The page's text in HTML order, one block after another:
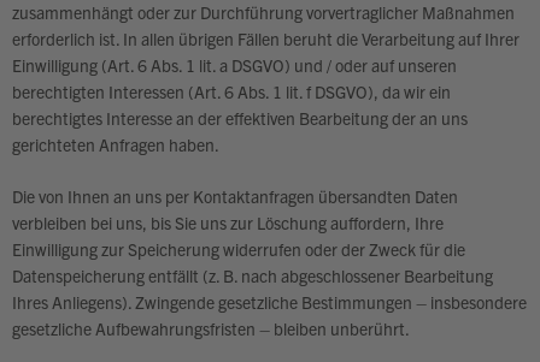
zusammenhängt oder zur Durchführung vorvertraglicher Maßnahmen
erforderlich ist. In allen übrigen Fällen beruht die Verarbeitung auf Ihrer
Einwilligung (Art. 6 Abs. 1 lit. a DSGVO) und / oder auf unseren
berechtigten Interessen (Art. 6 Abs. 1 lit. f DSGVO), da wir ein
berechtigtes Interesse an der effektiven Bearbeitung der an uns
gerichteten Anfragen haben.
Die von Ihnen an uns per Kontaktanfragen übersandten Daten
verbleiben bei uns, bis Sie uns zur Löschung auffordern, Ihre
Einwilligung zur Speicherung widerrufen oder der Zweck für die
Datenspeicherung entfällt (z. B. nach abgeschlossener Bearbeitung
Ihres Anliegens). Zwingende gesetzliche Bestimmungen – insbesondere
gesetzliche Aufbewahrungsfristen – bleiben unberührt.